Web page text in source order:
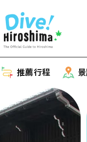
推薦行程
特輯